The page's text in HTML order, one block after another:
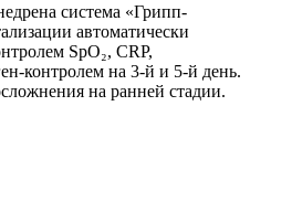
система «Грипп-
автоматически
SpO₂, CRP,
контролем на 3-й и 5-й день.
на ранней стадии.